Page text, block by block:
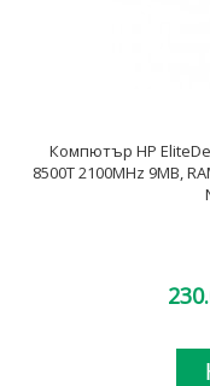
Компютър HP
8500T 2100MHz 9MB,